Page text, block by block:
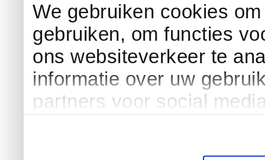
We gebruiken cookies
gebruiken, om functies
ons websiteverkeer te
informatie over uw
partners voor social